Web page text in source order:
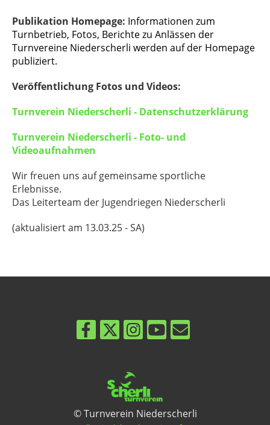
Publikation Homepage: Informationen zum
Turnbetrieb, Fotos, Berichte zu Anlässen der
Turnvereine Niederscherli werden auf der Homepage
publiziert.
Veröffentlichung Fotos und Videos:
Turnverein Niederscherli - Datenschutzerklärung
Turnverein Niederscherli - Foto- und
Videoaufnahmen
Wir freuen uns auf gemeinsame sportliche
Erlebnisse.
Das Leiterteam der Jugendriegen Niederscherli
(aktualisiert am 13.03.25 - SA)
© Turnverein Niederscherli